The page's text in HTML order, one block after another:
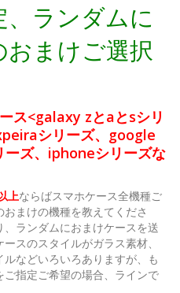
、ランダムに
まけご選択
ス<galaxy zとaとsシリ
シリーズ、google
ズ、iphoneシリーズな
上ならばスマホケース全機種ご
まけの機種を教えてくださ
ランダムにおまけケースを送
スのスタイルがガラス素材、
などいろいろありますが、も
指定ご希望の場合、ラインで